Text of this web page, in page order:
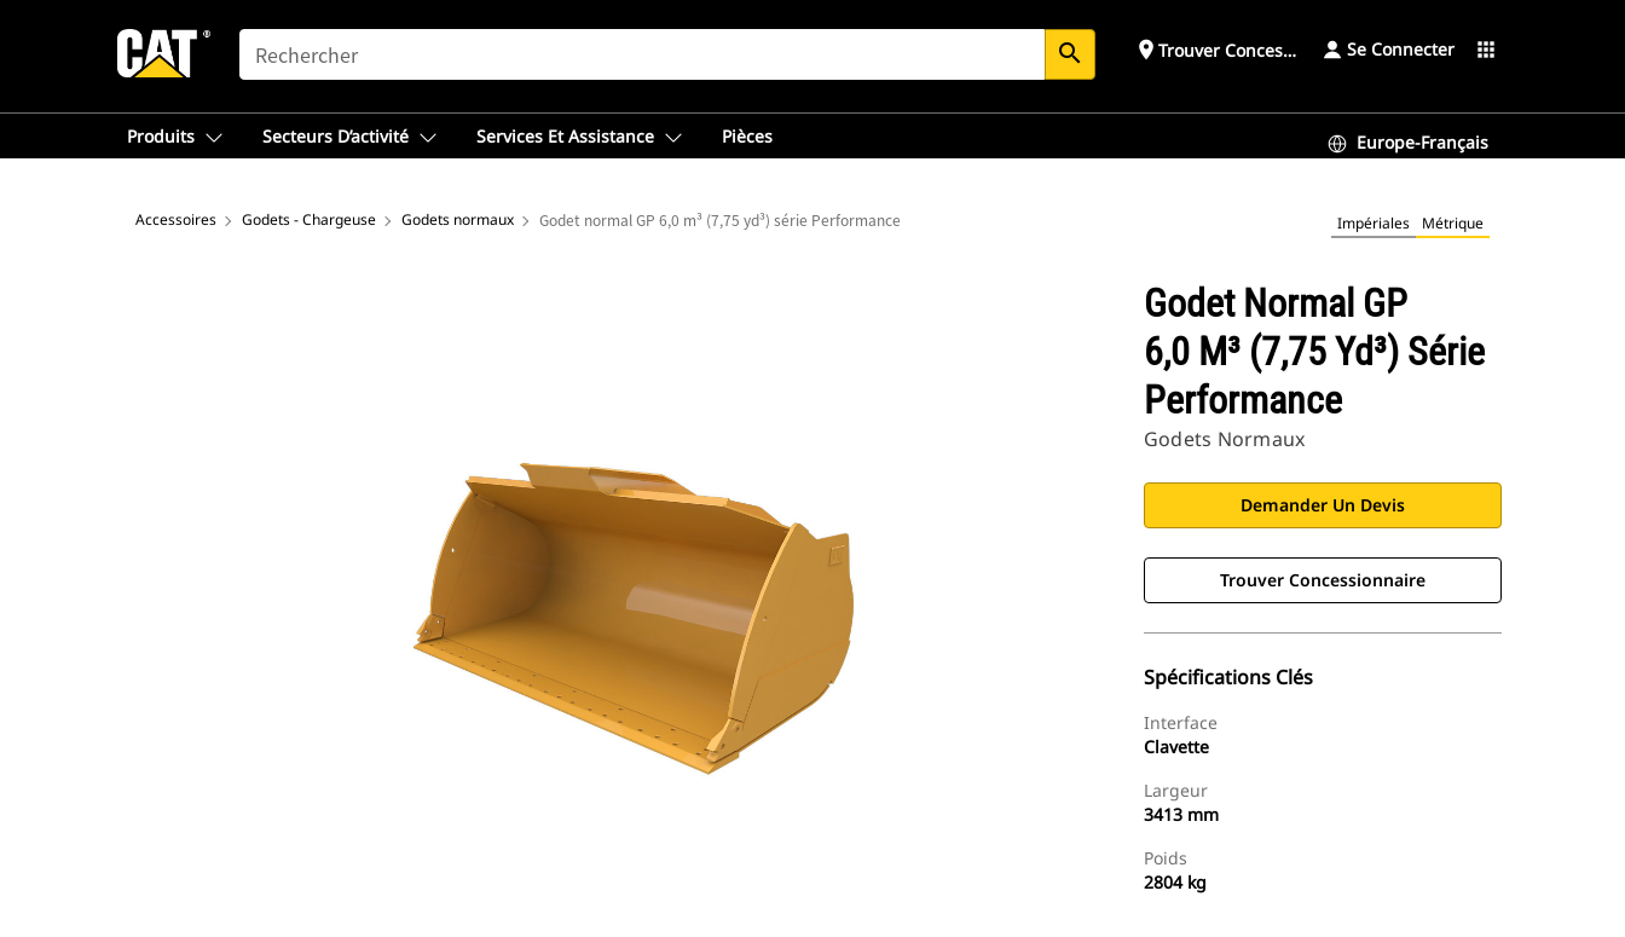
SEARCH search place Trouver ConcessionnaireSe Connecter apps
Produits Secteurs D’activité Services Et Assistance Pièces Europe-Français
Accessoires Godets - Chargeuse Godets normaux Godet normal GP 6,0 m³ (7,75 yd³) série Performance Impériales Métrique
Godet Normal GP
6,0 M³ (7,75 Yd³) Série
Performance
Godets Normaux
Demander Un Devis
Trouver Concessionnaire
Spécifications Clés
Interface
Clavette
Largeur
3413 mm
Poids
2804 kg